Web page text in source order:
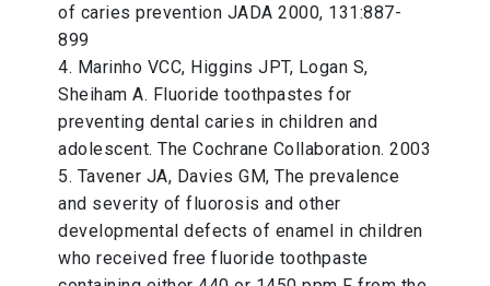
of caries prevention JADA 2000, 131:887-
899
4. Marinho VCC, Higgins JPT, Logan S,
Sheiham A. Fluoride toothpastes for
preventing dental caries in children and
adolescent. The Cochrane Collaboration. 2003
5. Tavener JA, Davies GM, The prevalence
and severity of fluorosis and other
developmental defects of enamel in children
who received free fluoride toothpaste